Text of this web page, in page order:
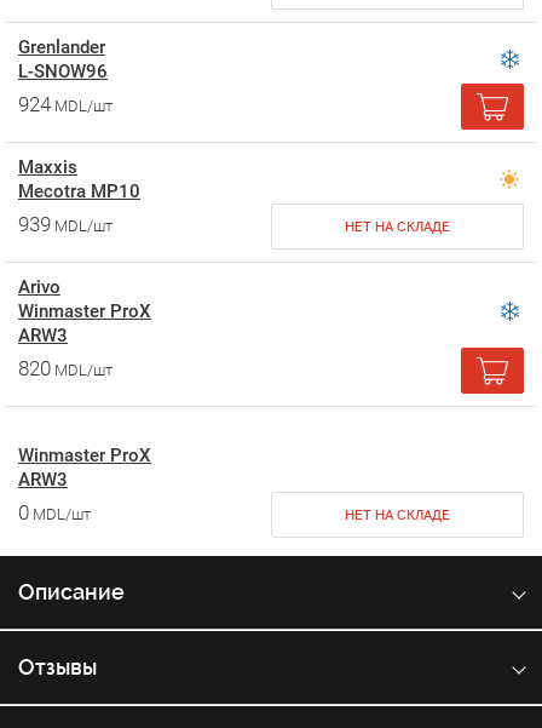
Grenlander
L-SNOW96
924 MDL/шт
Maxxis
Mecotra MP10
939 MDL/шт НЕТ НА СКЛАДЕ
Arivo
Winmaster ProX
ARW3
820 MDL/шт
Winmaster ProX
ARW3
0 MDL/шт НЕТ НА СКЛАДЕ
Описание
Отзывы